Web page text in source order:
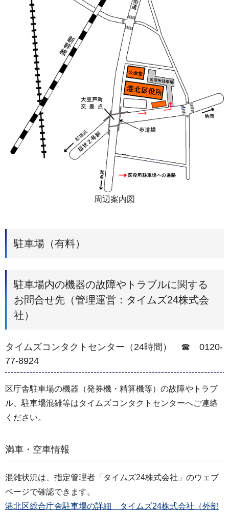
周辺案内図
駐車場（有料）
駐車場内の機器の故障やトラブルに関する
お問合せ先（管理運営：タイムズ24株式会
社）
タイムズコンタクトセンター（24時間） ☎ 0120-
77-8924
区庁舎駐車場の機器（発券機・精算機等）の故障やトラブ
ル、駐車場混雑等はタイムズコンタクトセンターへご連絡
ください。
満車・空車情報
混雑状況は、指定管理者「タイムズ24株式会社」のウェブ
ページで確認できます。
港北区総合庁舎駐車場の詳細 タイムズ24株式会社（外部